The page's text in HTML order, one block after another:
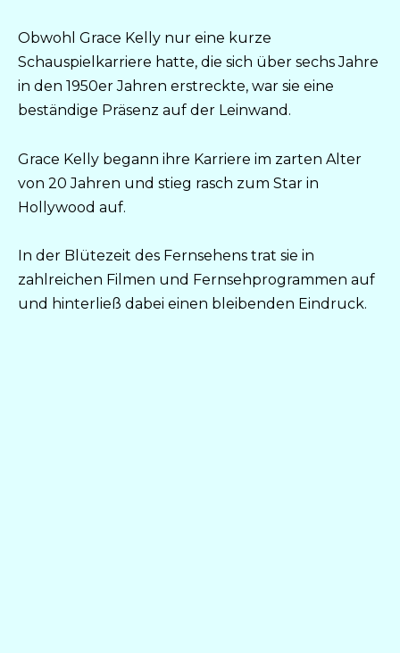
Obwohl Grace Kelly nur eine kurze
Schauspielkarriere hatte, die sich über sechs Jahre
in den 1950er Jahren erstreckte, war sie eine
beständige Präsenz auf der Leinwand.
Grace Kelly begann ihre Karriere im zarten Alter
von 20 Jahren und stieg rasch zum Star in
Hollywood auf.
In der Blütezeit des Fernsehens trat sie in
zahlreichen Filmen und Fernsehprogrammen auf
und hinterließ dabei einen bleibenden Eindruck.